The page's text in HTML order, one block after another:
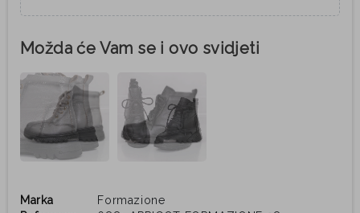
Možda će Vam se i ovo svidjeti
Marka
Formazione